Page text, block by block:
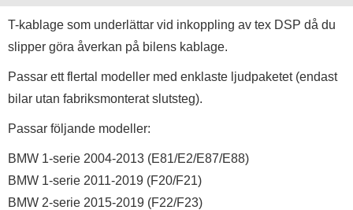
T-kablage som underlättar vid inkoppling av tex DSP då du
slipper göra åverkan på bilens kablage.
Passar ett flertal modeller med enklaste ljudpaketet (endast
bilar utan fabriksmonterat slutsteg).
Passar följande modeller:
BMW 1-serie 2004-2013 (E81/E2/E87/E88)
BMW 1-serie 2011-2019 (F20/F21)
BMW 2-serie 2015-2019 (F22/F23)